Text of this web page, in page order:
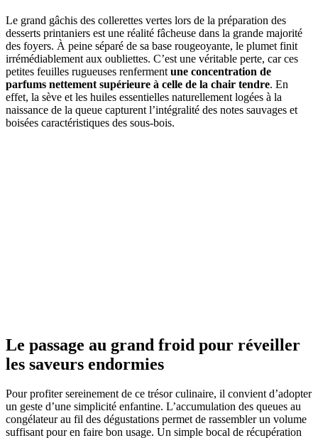
Le grand gâchis des collerettes vertes lors de la préparation des
desserts printaniers est une réalité fâcheuse dans la grande majorité
des foyers. À peine séparé de sa base rougeoyante, le plumet finit
irrémédiablement aux oubliettes. C’est une véritable perte, car ces
petites feuilles rugueuses renferment une concentration de
parfums nettement supérieure à celle de la chair tendre. En
effet, la sève et les huiles essentielles naturellement logées à la
naissance de la queue capturent l’intégralité des notes sauvages et
boisées caractéristiques des sous-bois.
Le passage au grand froid pour réveiller
les saveurs endormies
Pour profiter sereinement de ce trésor culinaire, il convient d’adopter
un geste d’une simplicité enfantine. L’accumulation des queues au
congélateur au fil des dégustations permet de rassembler un volume
suffisant pour en faire bon usage. Un simple bocal de récupération